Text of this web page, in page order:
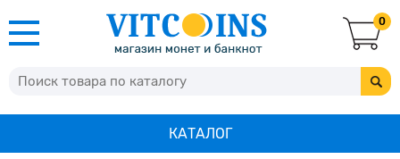
0
КАТАЛОГ